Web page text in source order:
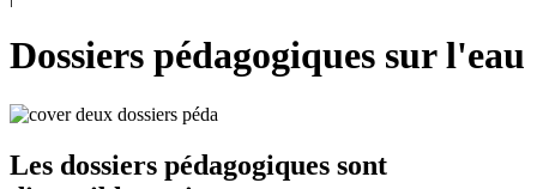
Dossiers pédagogiques sur l'eau
Les dossiers pédagogiques sont